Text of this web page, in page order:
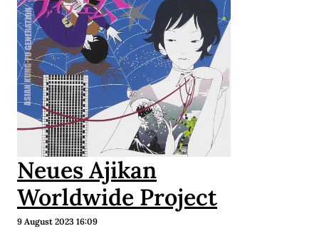
Neues Ajikan
Worldwide Project
9 August 2023 16:09